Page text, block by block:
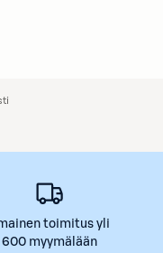
toimitus yli
600 myymälään